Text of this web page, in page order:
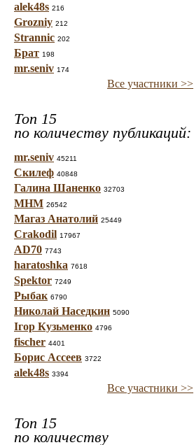
alek48s 216
Grozniy 212
Strannic 202
Брат 198
mr.seniv 174
Все участники >>
Топ 15
по количеству публикаций:
mr.seniv 45211
Скилеф 40848
Галина Шаненко 32703
МНМ 26542
Магаз Анатолий 25449
Crakodil 17967
AD70 7743
haratoshka 7618
Spektor 7249
Рыбак 6790
Николай Наседкин 5090
Ігор Кузьменко 4796
fischer 4401
Борис Ассеев 3722
alek48s 3394
Все участники >>
Топ 15
по количеству